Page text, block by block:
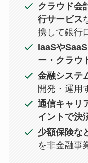
クラウド会
行サービス
携して銀行
IaaSや
ー・クラウ
金融システ
開発・運用
通信キャリ
イントで決
少額保険な
を非金融事